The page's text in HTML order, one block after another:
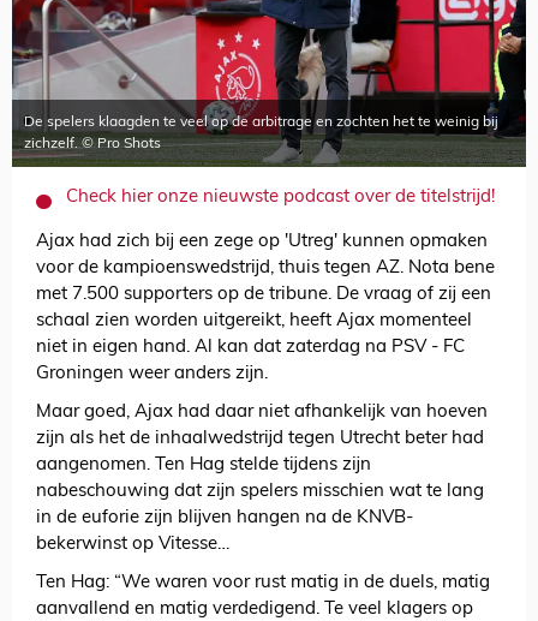
De spelers klaagden te veel op de arbitrage en zochten het te weinig bij
zichzelf. © Pro Shots
Check hier onze nieuwste podcast over de titelstrijd!
Ajax had zich bij een zege op 'Utreg' kunnen opmaken
voor de kampioenswedstrijd, thuis tegen AZ. Nota bene
met 7.500 supporters op de tribune. De vraag of zij een
schaal zien worden uitgereikt, heeft Ajax momenteel
niet in eigen hand. Al kan dat zaterdag na PSV - FC
Groningen weer anders zijn.
Maar goed, Ajax had daar niet afhankelijk van hoeven
zijn als het de inhaalwedstrijd tegen Utrecht beter had
aangenomen. Ten Hag stelde tijdens zijn
nabeschouwing dat zijn spelers misschien wat te lang
in de euforie zijn blijven hangen na de KNVB-
bekerwinst op Vitesse…
Ten Hag: “We waren voor rust matig in de duels, matig
aanvallend en matig verdedigend. Te veel klagers op